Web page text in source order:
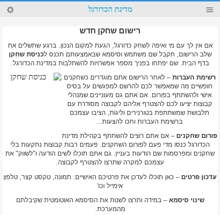
39 מדינת הכדורגל
רישום שחקן חדש
אם אין לך עם מי ואיפה לשחק כדורגל, הגעת למקום הנכון. ברגע שתשלים את
שלב הרישום, תקבל שם משתמש וסיסמא שבאמצעותם תכנס לכניסת שחקן
בדף הבית. שם יפתחו בפניך מספר אפשרויות להשתלבות במדינת הכדורגל.
רשימת העברות – לאחר הרישום אתם מוגדרים כשחקנים
חופשיים מה שמאפשר לכם להרשם למפגשים על בסיס
אישי ולהשתתף בפורום. אם אתם גם מעוניינים שמנהלי
קבוצות יציעו לכם להצטרף אליהם לקבוצה מסודרת עם
תלבושת שמשתתפת בטורנירים וליגות, הציבו עצמכם
ברשימת העברות וחכו להצעות...
פורום שחקנים – אם אתם רוצים להשתתף בקהילת מדינת
הכדורגל כנסו מדי פעם לפורום השחקנים. פעמים רבות קבוצות נתקעות בלי
שחקנים ומפרסמות שם הודעות בעניין. גם אתם תוכלו לשים הודעה ו"לשווק" את
עצמכם למקרה שתרצו להצטרף לקבוצה.
עדכון פרטים – כאן תוכלו לעדכן את פרטיכם האישיים: תמונה, טקסט קצר, טלפון
אימייל וכו'
שינוי סיסמא – במידה ותרצו לשנות את הסיסמא האוטומטית שקיבלתם
מהמערכת.
4